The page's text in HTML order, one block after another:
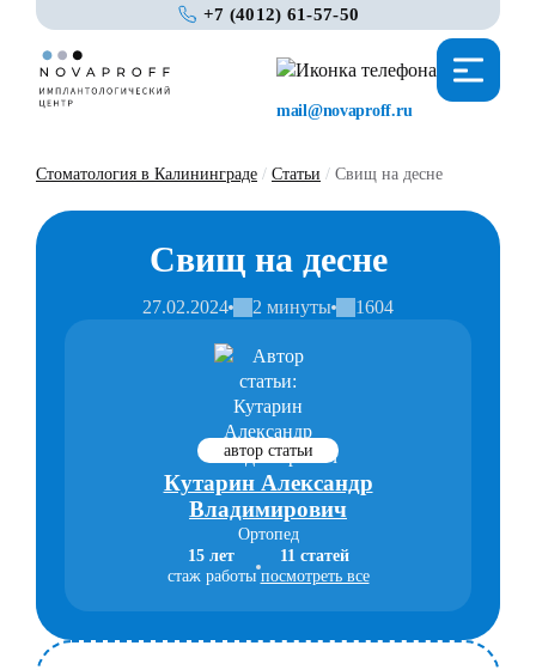
+7 (4012) 61-57-50
mail@novaproff.ru
Стоматология в Калининграде / Статьи / Свищ на десне
Свищ на десне
27.02.2024 2 минуты 1604
автор статьи
Кутарин Александр
Владимирович
Ортопед
15 лет
стаж работы
11 статей
посмотреть все